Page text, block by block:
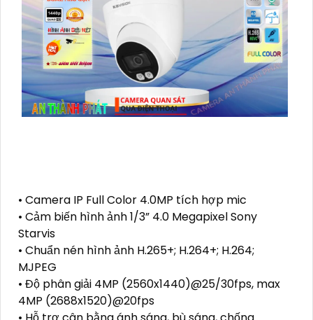
• Camera IP Full Color 4.0MP tích hợp mic
• Cảm biến hình ảnh 1/3” 4.0 Megapixel Sony
Starvis
• Chuẩn nén hình ảnh H.265+; H.264+; H.264;
MJPEG
• Độ phân giải 4MP (2560x1440)@25/30fps, max
4MP (2688x1520)@20fps